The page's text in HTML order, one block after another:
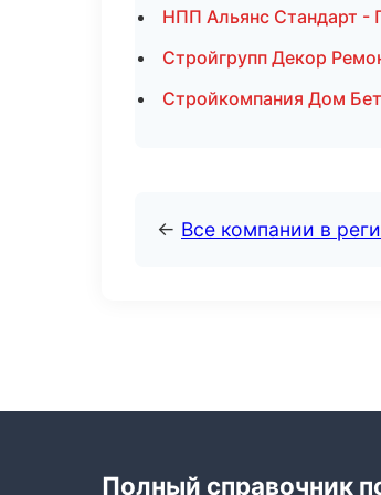
НПП Альянс Стандарт -
Стройгрупп Декор
Стройкомпания Дом
← Все компании в
Полный справочник